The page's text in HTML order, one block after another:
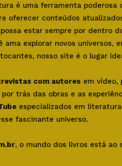
é uma ferramenta poderosa
oferecer conteúdos
estar sempre por dentro
ama explorar novos universos,
nosso site é o lugar
com autores em vídeo,
trás das obras e as
especializados em
fascinante universo.
, o mundo dos livros está ao